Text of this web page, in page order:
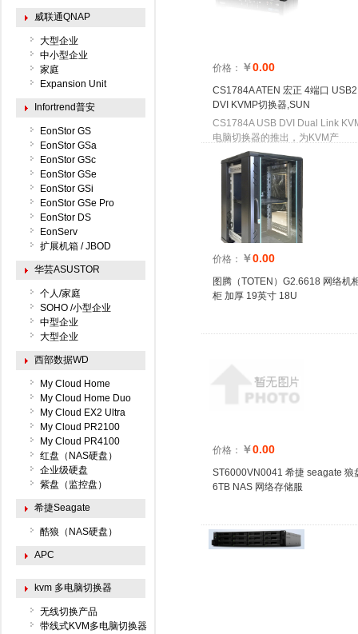
价格： ￥0.00
CS1784A ATEN 宏正 4端口
DVI KVMP切换器,SUN
CS1784A USB DVI Dual Link
电脑切换器的推出，为KVM产
价格： ￥0.00
图腾（TOTEN）G2.6618 网络机
柜 加厚 19英寸 18U
价格： ￥0.00
ST6000VN0041 希捷 seagate 狼
6TB NAS 网络存储服
威联通QNAP
大型企业
中小型企业
家庭
Expansion Unit
Infortrend普安
EonStor GS
EonStor GSa
EonStor GSc
EonStor GSe
EonStor GSi
EonStor GSe Pro
EonStor DS
EonServ
扩展机箱 / JBOD
华芸ASUSTOR
个人/家庭
SOHO /小型企业
中型企业
大型企业
西部数据WD
My Cloud Home
My Cloud Home Duo
My Cloud EX2 Ultra
My Cloud PR2100
My Cloud PR4100
红盘（NAS硬盘）
企业级硬盘
紫盘（监控盘）
希捷Seagate
酷狼（NAS硬盘）
APC
kvm 多电脑切换器
无线切换产品
带线式KVM多电脑切换器